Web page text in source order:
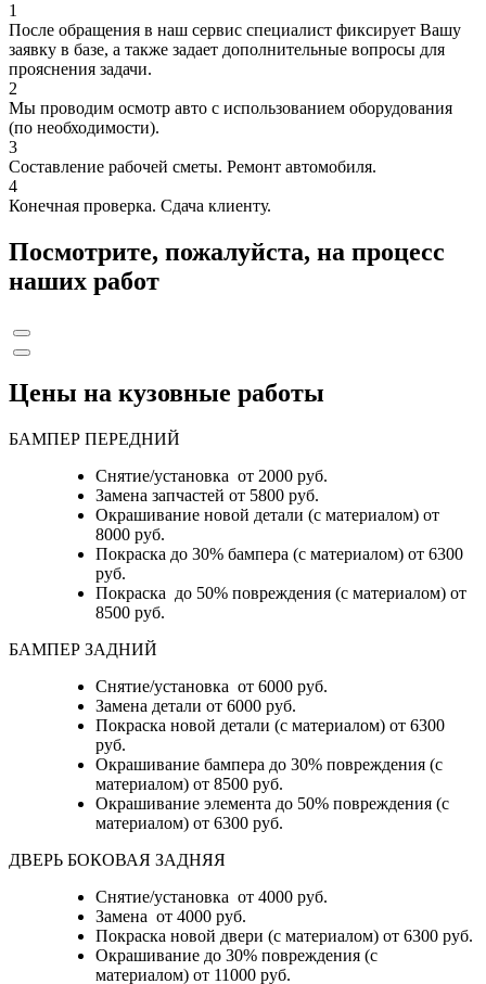
1
После обращения в наш сервис специалист фиксирует Вашу
заявку в базе, а также задает дополнительные вопросы для
прояснения задачи.
2
Мы проводим осмотр авто с использованием оборудования
(по необходимости).
3
Составление рабочей сметы. Ремонт автомобиля.
4
Конечная проверка. Сдача клиенту.
Посмотрите, пожалуйста, на процесс
наших работ
Цены на кузовные работы
БАМПЕР ПЕРЕДНИЙ
Снятие/установка от 2000 руб.
Замена запчастей от 5800 руб.
Окрашивание новой детали (с материалом) от
8000 руб.
Покраска до 30% бампера (с материалом) от 6300
руб.
Покраска до 50% повреждения (с материалом) от
8500 руб.
БАМПЕР ЗАДНИЙ
Снятие/установка от 6000 руб.
Замена детали от 6000 руб.
Покраска новой детали (с материалом) от 6300
руб.
Окрашивание бампера до 30% повреждения (с
материалом) от 8500 руб.
Окрашивание элемента до 50% повреждения (с
материалом) от 6300 руб.
ДВЕРЬ БОКОВАЯ ЗАДНЯЯ
Снятие/установка от 4000 руб.
Замена от 4000 руб.
Покраска новой двери (с материалом) от 6300 руб.
Окрашивание до 30% повреждения (с
материалом) от 11000 руб.